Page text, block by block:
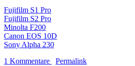
Fujifilm S1 Pro
Fujifilm S2 Pro
Minolta F200
Canon EOS 10D
Sony Alpha 230
1 Kommentare
Permalink